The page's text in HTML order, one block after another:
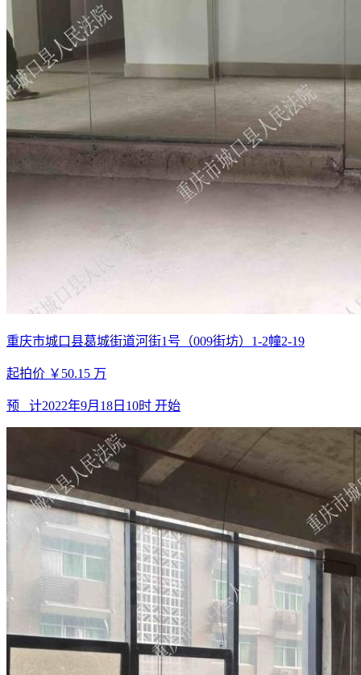
重庆市城口县葛城街道河街1号（009街坊）1-2幢2-19
起拍价 ￥50.15 万
预 计2022年9月18日10时 开始